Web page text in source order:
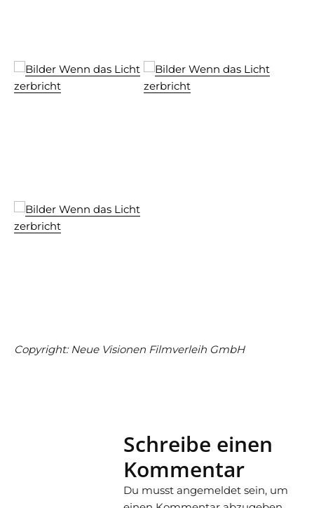
Copyright: Neue Visionen Filmverleih GmbH
Schreibe einen
Kommentar
Du musst angemeldetsein, um